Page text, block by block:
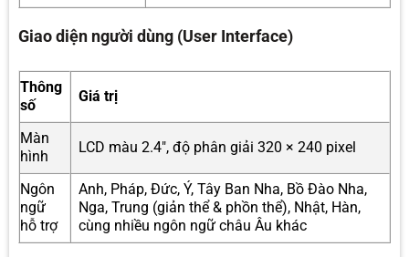
Giao diện người dùng (User Interface)
Thông
số
Giá trị
Màn
hình
LCD màu 2.4″, độ phân giải 320 × 240 pixel
Ngôn
ngữ
hỗ trợ
Anh, Pháp, Đức, Ý, Tây Ban Nha, Bồ Đào Nha,
Nga, Trung (giản thể & phồn thể), Nhật, Hàn,
cùng nhiều ngôn ngữ châu Âu khác